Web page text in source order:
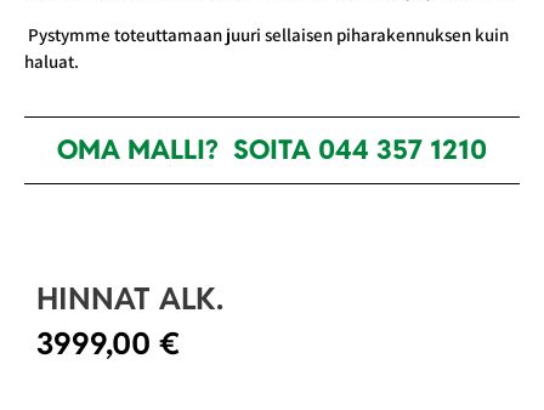
Pystymme toteuttamaan juuri sellaisen piharakennuksen kuin
haluat.
OMA MALLI? SOITA 044 357 1210
HINNAT ALK.
3999,00 €